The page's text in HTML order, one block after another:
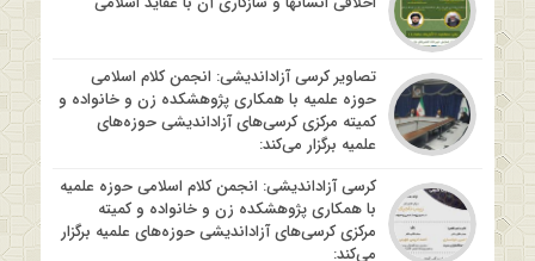
تصاویر کرسی آزاداندیشی: انجمن کلام اسلامی
حوزه علمیه با همکاری پژوهشکده زن و خانواده و
کمیته مرکزی کرسی‌های آزاداندیشی حوزه‌های
علمیه برگزار می‌کند:
کرسی آزاداندیشی: انجمن کلام اسلامی حوزه علمیه
با همکاری پژوهشکده زن و خانواده و کمیته
مرکزی کرسی‌های آزاداندیشی حوزه‌های علمیه برگزار
می‌کند: